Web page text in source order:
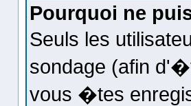
Pourquoi ne
Seuls les
sondage (afin
vous �tes